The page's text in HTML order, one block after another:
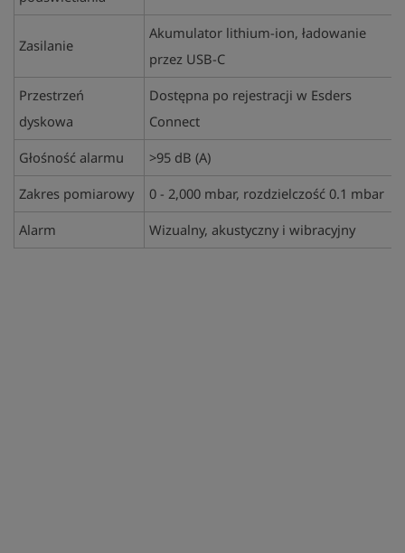
Zasilanie
Akumulator lithium-ion, ładowanie
przez USB-C
Przestrzeń
dyskowa
Dostępna po rejestracji w Esders
Connect
Głośność alarmu
>95 dB (A)
Zakres pomiarowy
0 - 2,000 mbar, rozdzielczość 0.1 mbar
Alarm
Wizualny, akustyczny i wibracyjny